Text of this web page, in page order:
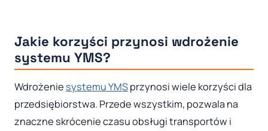
Jakie korzyści przynosi wdrożenie
systemu YMS?
Wdrożenie systemu YMSprzynosi wiele korzyści dla
przedsiębiorstwa. Przede wszystkim, pozwala na
znaczne skrócenie czasu obsługi transportów i